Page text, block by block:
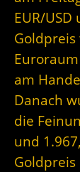
EUR/
am
Danach
die
und
Goldpreis